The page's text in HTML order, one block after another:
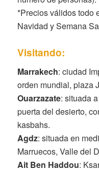
*Precios válidos todo
Navidad y Semana
Visitando:
Marrakech: ciudad
orden mundial, plaza
Ouarzazate: situada
puerta del desierto,
kasbahs.
Agdz: situada en
Marruecos, Valle del
Ait Ben Haddou: